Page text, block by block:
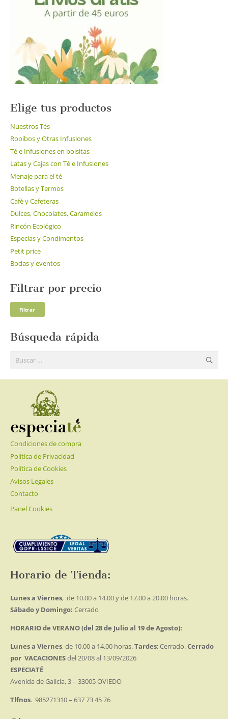
pueden
elegir
página
de
producto
Elige tus productos
Nuestros Tés
Rooibos y Otras Infusiones
Té e Infusiones en bolsitas
Latas y Cajas con Té e Infusiones
Menaje para el té
Botellas y Termos
Café y Cafeteras
Dulces, Chocolates, Caramelos
Rincón Ecológico
Especias y Condimentos
Petit price
Bodas y eventos
Filtrar por precio
Filtrar
Búsqueda rápida
Buscar:
Condiciones de compra
Política de Privacidad
Política de Cookies
Avisos Legales
Contacto
Panel Cookies
Horario de Tienda:
Lunes a Viernes, de 10.00 a 14.00 y de 17.00 a 20.00 horas.
Sábado y Domingo: Cerrado
HORARIO de VERANO (del 28 de Julio al 19 de Agosto):
Lunes a Viernes, de 10.00 a 14.00 horas.Tardes: Cerrado.Cerrado
por VACACIONESdel 20/08 al 13/09/2026
ESPECIATÉ
Avenida de Galicia, 3 – 33005 OVIEDO
Tlfnos. 985271310 – 637 73 45 76